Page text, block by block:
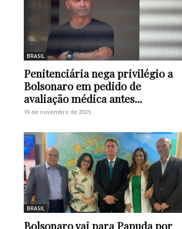
BRASIL
Penitenciária nega privilégio a
Bolsonaro em pedido de
avaliação médica antes...
19 de novembro de 2025
BRASIL
Bolsonaro vai para Papuda por